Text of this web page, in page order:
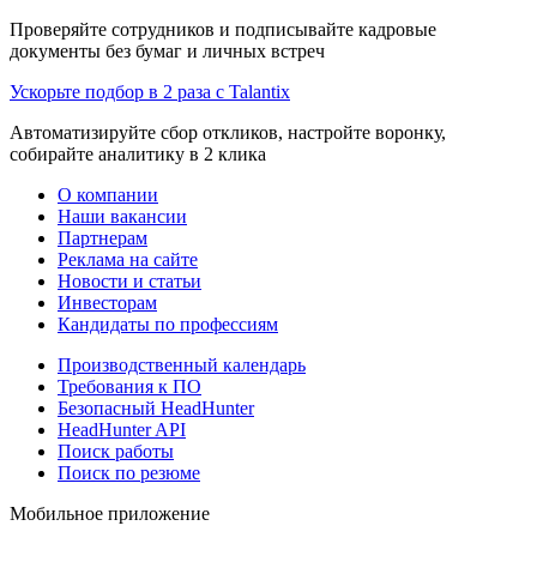
Проверяйте сотрудников и подписывайте кадровые
документы без бумаг и личных встреч
Ускорьте подбор в 2 раза с Talantix
Автоматизируйте сбор откликов, настройте воронку,
собирайте аналитику в 2 клика
О компании
Наши вакансии
Партнерам
Реклама на сайте
Новости и статьи
Инвесторам
Кандидаты по профессиям
Производственный календарь
Требования к ПО
Безопасный HeadHunter
HeadHunter API
Поиск работы
Поиск по резюме
Мобильное приложение